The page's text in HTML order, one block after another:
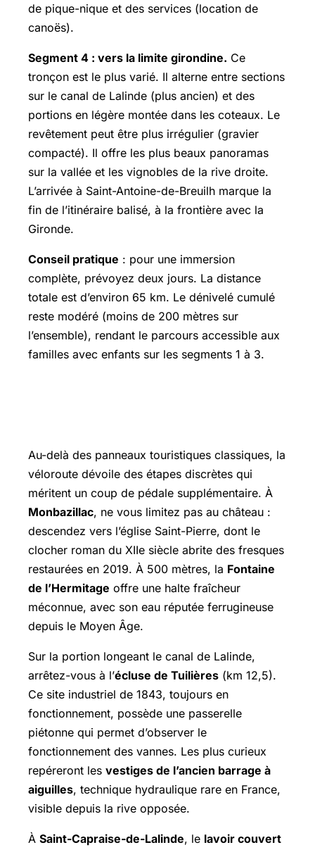
de pique-nique et des services (location de
canoës).
Segment 4 : vers la limite girondine. Ce
tronçon est le plus varié. Il alterne entre sections
sur le canal de Lalinde (plus ancien) et des
portions en légère montée dans les coteaux. Le
revêtement peut être plus irrégulier (gravier
compacté). Il offre les plus beaux panoramas
sur la vallée et les vignobles de la rive droite.
L’arrivée à Saint-Antoine-de-Breuilh marque la
fin de l’itinéraire balisé, à la frontière avec la
Gironde.
Conseil pratique : pour une immersion
complète, prévoyez deux jours. La distance
totale est d’environ 65 km. Le dénivelé cumulé
reste modéré (moins de 200 mètres sur
l’ensemble), rendant le parcours accessible aux
familles avec enfants sur les segments 1 à 3.
Au-delà des panneaux touristiques classiques, la
véloroute dévoile des étapes discrètes qui
méritent un coup de pédale supplémentaire. À
Monbazillac, ne vous limitez pas au château :
descendez vers l’église Saint-Pierre, dont le
clocher roman du XIIe siècle abrite des fresques
restaurées en 2019. À 500 mètres, la Fontaine
de l’Hermitage offre une halte fraîcheur
méconnue, avec son eau réputée ferrugineuse
depuis le Moyen Âge.
Sur la portion longeant le canal de Lalinde,
arrêtez-vous à l’écluse de Tuilières (km 12,5).
Ce site industriel de 1843, toujours en
fonctionnement, possède une passerelle
piétonne qui permet d’observer le
fonctionnement des vannes. Les plus curieux
repéreront les vestiges de l’ancien barrage à
aiguilles, technique hydraulique rare en France,
visible depuis la rive opposée.
À Saint-Capraise-de-Lalinde, le lavoir couvert